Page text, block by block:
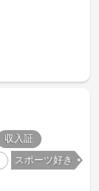
収入証
スポーツ好き